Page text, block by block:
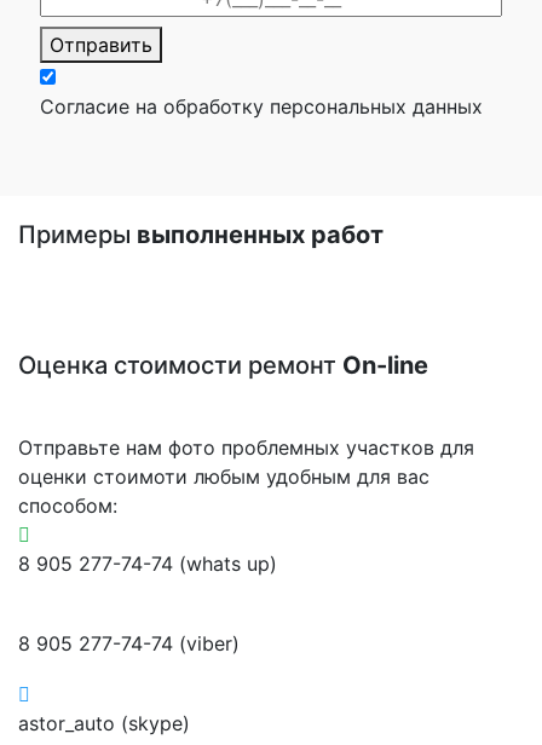
Отправить
Согласие на обработку персональных данных
Примеры выполненных работ
Оценка стоимости ремонт On-line
Отправьте нам фото проблемных участков для
оценки стоимоти любым удобным для вас
способом:
8 905 277-74-74 (whats up)
8 905 277-74-74 (viber)
astor_auto (skype)